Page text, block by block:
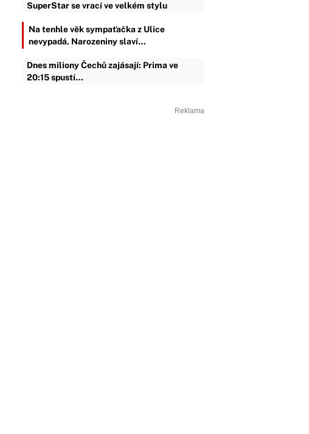
SuperStar se vrací ve velkém stylu
Na tenhle věk sympaťačka z Ulice
nevypadá. Narozeniny slaví…
Dnes miliony Čechů zajásají: Prima ve
20:15 spustí…